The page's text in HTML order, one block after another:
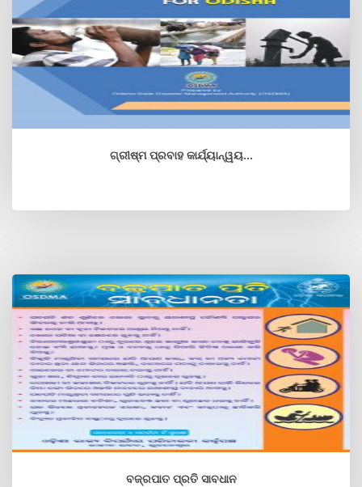
ଗ୍ରୀଷ୍ମ ପ୍ରବାହ କାର୍ଯ୍ୟାନ୍ୱୟ...
ବଜ୍ରପାତ ପ୍ରତି ସାବଧାନ